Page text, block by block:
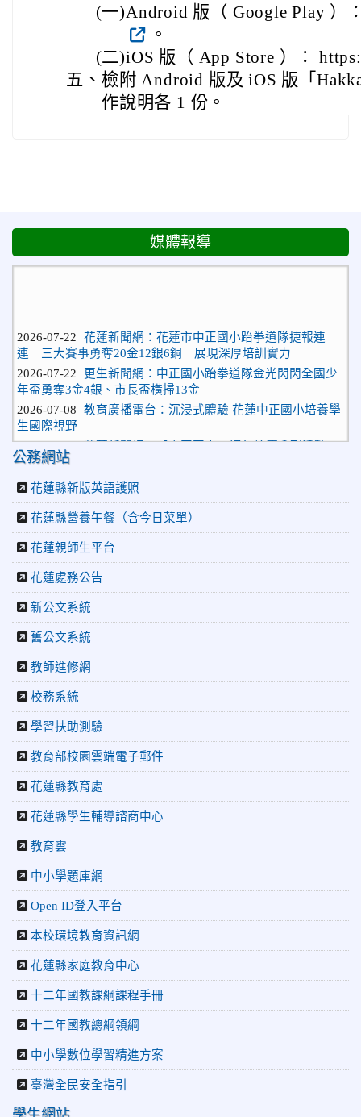
(一)Android 版（ Google Play ）
。
(二)iOS 版（ App Store ）：
五、 檢附 Android 版及 iOS 版「
作說明各 1 份。
媒體報導
連 三大賽事勇奪20金12銀6銅 展現深厚培訓實力
2026-07-22
更生新聞網：中正國小跆拳道隊金光閃閃全國少
年盃勇奪3金4銀、市長盃橫掃13金
2026-07-08 教育廣播電台：沉浸式體驗 花蓮中正國小培養學
生國際視野
2026-06-16
「游藝飛揚」晚會登場】 師生家長齊聚一堂 共譜「時光樂
章．經典再現」
2026-06-16 更生新聞網：中正國小創校70週年「游藝飛揚」
才藝晚會登場
2026-06-10 教育廣播電台：揮別童年迎向青春 中正國小畢業
師生自製畢業歌曲
體驗闖關探索歷史
2026-04-30 讓愛閃閃發光！中正國小「小老闆大市集」愛心
捐助光復國小
2026-07-22 花蓮新聞網：花蓮市中正國小跆拳道隊捷報連
2026-07-22 更生新聞網：中正國小跆拳道隊金光閃閃全國少
年盃勇奪3金4銀、市長盃橫掃13金
2026-07-08
生國際視野
2026-06-16 花蓮新聞網：【中正國小70週年校慶系列活動
「游藝飛揚」晚會登場】 師生家長齊聚一堂 共譜「時光樂
章．經典再現」
2026-06-16 更生新聞網：中正國小創校70週年「游藝飛揚」
才藝晚會登場
2026-06-10 教育廣播電台：揮別童年迎向青春 中正國小畢業
師生自製畢業歌曲
2026-06-10 教育廣播電台：尋覓歷史記憶 花蓮中正國小社團
體驗闖關探索歷史
2026-04-30 讓愛閃閃發光！中正國小「小老闆大市集」愛心
捐助光復國小
公務網站
花蓮縣新版英語護照
花蓮縣營養午餐（含今日菜單）
花蓮親師生平台
花蓮處務公告
新公文系統
舊公文系統
教師進修網
校務系統
學習扶助測驗
教育部校園雲端電子郵件
花蓮縣教育處
花蓮縣學生輔導諮商中心
教育雲
中小學題庫網
Open ID登入平台
本校環境教育資訊網
花蓮縣家庭教育中心
十二年國教課綱課程手冊
十二年國教總綱領綱
中小學數位學習精進方案
臺灣全民安全指引